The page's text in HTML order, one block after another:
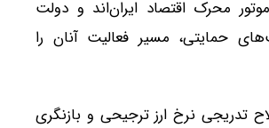
موتور محرک اقتصاد ایران‌اند و دولت
حمایتی، مسیر فعالیت آنان را
تدریجی نرخ ارز ترجیحی و بازنگری